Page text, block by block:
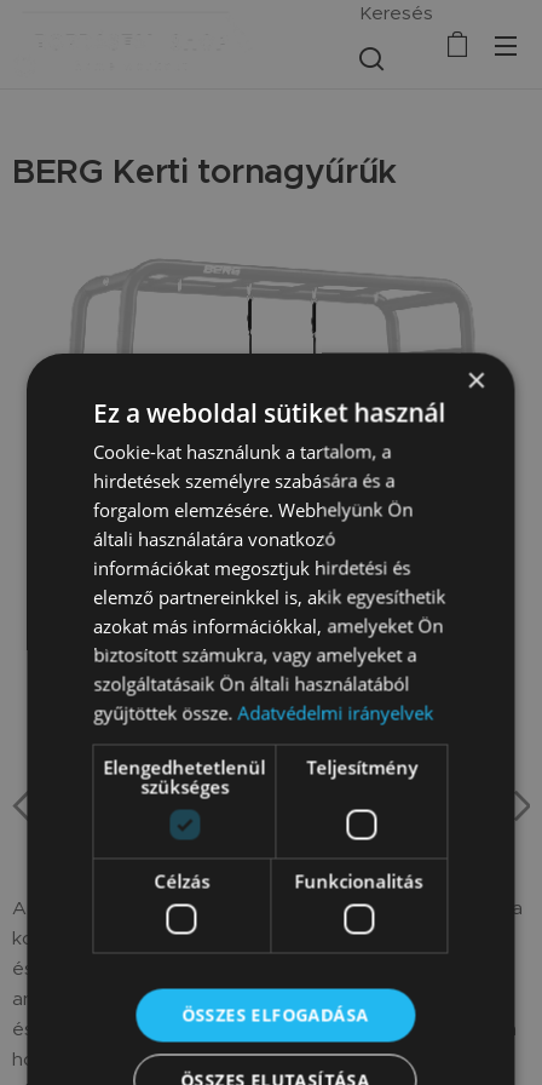
Keresés
BERG Kerti tornagyűrűk
A tornagyűrűk ideális eszközök az erő, a rugalmasság és a
koordináció fejlesztésére. Alkalmasak a felsőtest, a törzs
és az általános stabilitás edzésére. Kiváló minőségű
anyagokból készülnek, amelyek biztosítják a biztonságos
és hatékony edzést minden fizikai szint számára. Könnyen
hordozhatók és állíthatók, így tökéletes kiegészítői a
×
Ez a weboldal sütiket használ
Cookie-kat használunk a tartalom, a
hirdetések személyre szabására és a
forgalom elemzésére. Webhelyünk Ön
általi használatára vonatkozó
információkat megosztjuk hirdetési és
elemző partnereinkkel is, akik egyesíthetik
azokat más információkkal, amelyeket Ön
biztosított számukra, vagy amelyeket a
szolgáltatásaik Ön általi használatából
gyűjtöttek össze.Adatvédelmi irányelvek
Elengedhetetlenül
szükséges
Teljesítmény
Célzás Funkcionalitás
ÖSSZES ELFOGADÁSA
ÖSSZES ELUTASÍTÁSA